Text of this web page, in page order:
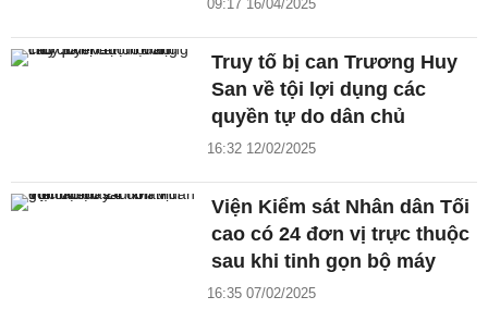
09:17 16/04/2025
Truy tố bị can Trương Huy
San về tội lợi dụng các
quyền tự do dân chủ
16:32 12/02/2025
Viện Kiểm sát Nhân dân Tối
cao có 24 đơn vị trực thuộc
sau khi tinh gọn bộ máy
16:35 07/02/2025